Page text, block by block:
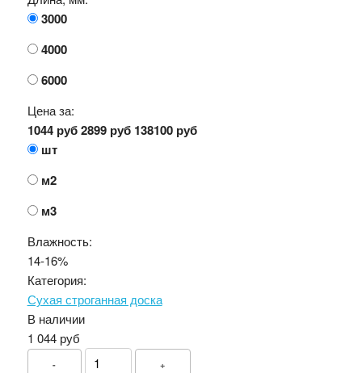
3000
4000
6000
Цена за:
1044 руб 2899 руб 138100 руб
шт
м2
м3
Влажность:
14-16%
Категория:
Сухая строганная доска
В наличии
1 044 руб
- +